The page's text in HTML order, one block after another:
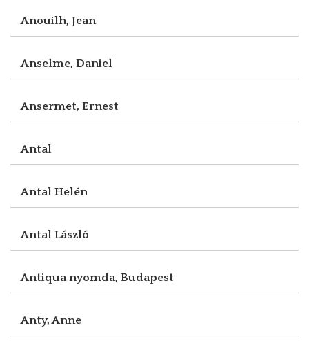
Anouilh, Jean
Anselme, Daniel
Ansermet, Ernest
Antal
Antal Helén
Antal László
Antiqua nyomda, Budapest
Anty, Anne